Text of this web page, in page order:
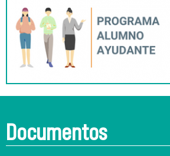
Documentos